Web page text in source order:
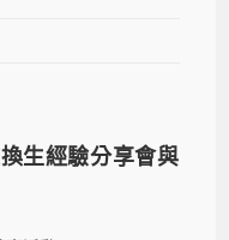
生經驗分享會與